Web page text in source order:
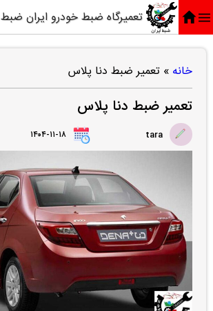
تعمیرگاه ضبط خودرو ایران ضبط
خانه » تعمیر ضبط دنا پلاس
تعمیر ضبط دنا پلاس
tara ۱۴۰۴-۱۱-۱۸